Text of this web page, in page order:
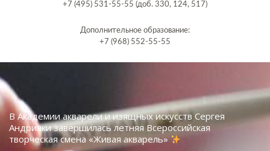
+7 (495) 531-55-55 (доб. 330, 124, 517)
Дополнительное образование:
+7 (968) 552-55-55
В Академии акварели и изящных искусств Сергея
Андрияки завершилась летняя Всероссийская
творческая смена «Живая акварель»